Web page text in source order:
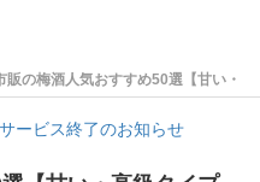
販の梅酒人気おすすめ50選【甘い・
ービス終了のお知らせ